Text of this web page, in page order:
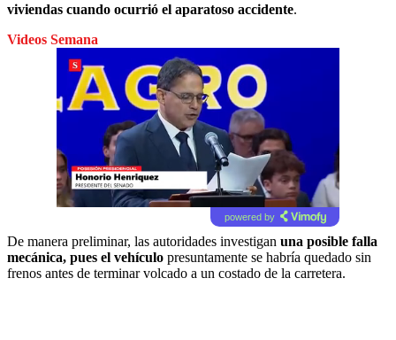
viviendas cuando ocurrió el aparatoso accidente.
Videos Semana
powered by
De manera preliminar, las autoridades investigan una posible falla
mecánica, pues el vehículo presuntamente se habría quedado sin
frenos antes de terminar volcado a un costado de la carretera.